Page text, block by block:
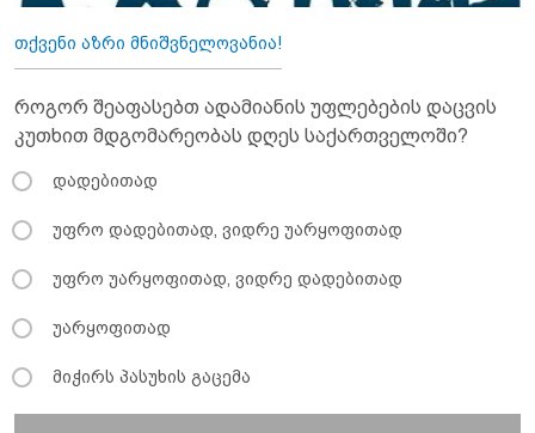
თქვენი აზრი მნიშვნელოვანია!
როგორ შეაფასებთ ადამიანის უფლებების დაცვის
კუთხით მდგომარეობას დღეს საქართველოში?
დადებითად
უფრო დადებითად, ვიდრე უარყოფითად
უფრო უარყოფითად, ვიდრე დადებითად
უარყოფითად
მიჭირს პასუხის გაცემა